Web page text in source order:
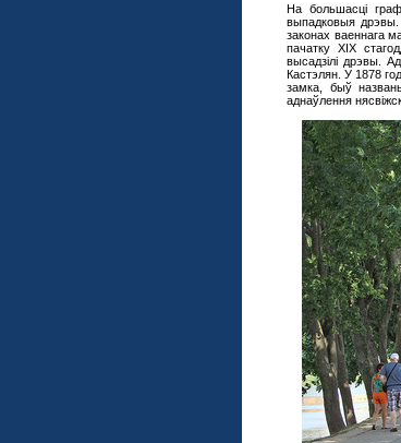
На большасці
выпадковыя дрэвы.
законах ваеннага
пачатку XIX
высадзілі дрэвы.
Кастэлян. У 1878
замка, быў
аднаўлення